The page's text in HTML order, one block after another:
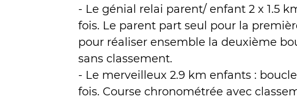
- Le génial relai parent/ enfant 2 x 1.5
fois. Le parent part seul pour la
pour réaliser ensemble la deuxième
sans classement.
- Le merveilleux 2.9 km enfants :
fois. Course chronométrée avec